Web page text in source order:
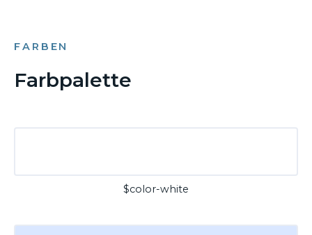
FARBEN
Farbpalette
$color-white